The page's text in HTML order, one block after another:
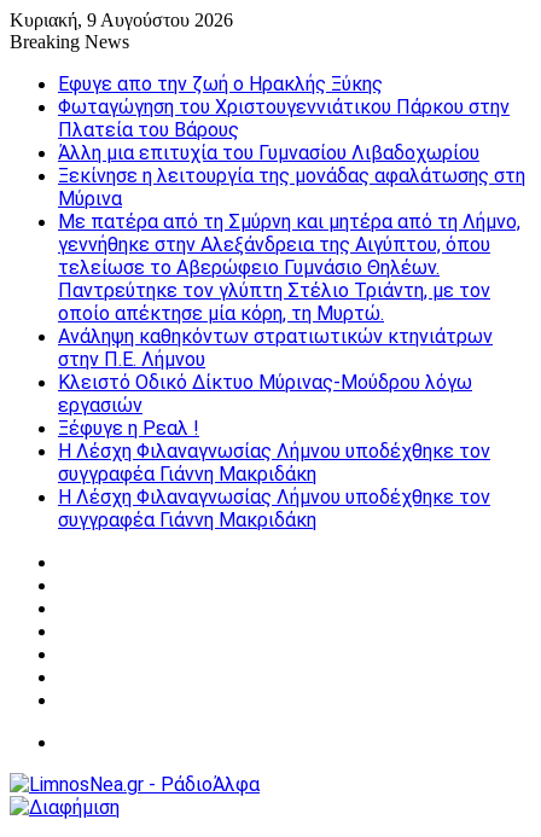
Κυριακή, 9 Αυγούστου 2026
Breaking News
Εφυγε απο την ζωή o Ηρακλής Ξύκης
Φωταγώγηση του Χριστουγεννιάτικου Πάρκου στην
Πλατεία του Βάρους
Άλλη μια επιτυχία του Γυμνασίου Λιβαδοχωρίου
Ξεκίνησε η λειτουργία της μονάδας αφαλάτωσης στη
Μύρινα
Με πατέρα από τη Σμύρνη και μητέρα από τη Λήμνο,
γεννήθηκε στην Αλεξάνδρεια της Αιγύπτου, όπου
τελείωσε το Αβερώφειο Γυμνάσιο Θηλέων.
Παντρεύτηκε τον γλύπτη Στέλιο Τριάντη, με τον
οποίο απέκτησε μία κόρη, τη Μυρτώ.
Ανάληψη καθηκόντων στρατιωτικών κτηνιάτρων
στην Π.Ε. Λήμνου
Κλειστό Οδικό Δίκτυο Μύρινας-Μούδρου λόγω
εργασιών
Ξέφυγε η Ρεαλ !
Η Λέσχη Φιλαναγνωσίας Λήμνου υποδέχθηκε τον
συγγραφέα Γιάννη Μακριδάκη
Η Λέσχη Φιλαναγνωσίας Λήμνου υποδέχθηκε τον
συγγραφέα Γιάννη Μακριδάκη